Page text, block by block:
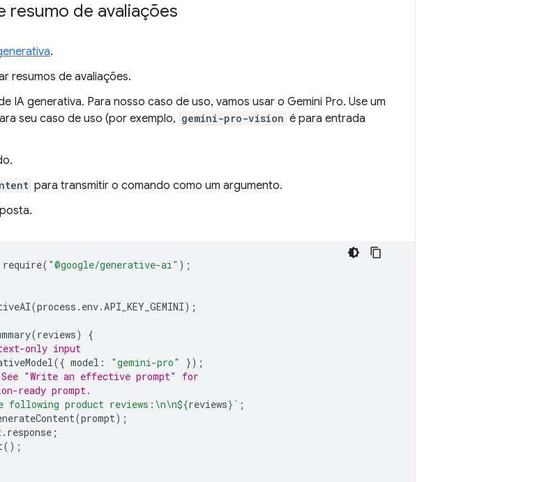
resumo de avaliações
.
resumos de avaliações.
IA generativa. Para nosso caso de uso, vamos usar o Gemini Pro. Use um
seu caso de uso (por exemplo, gemini-pro-vision é para entrada
para transmitir o comando como um argumento.
require( "@google/generative-ai" );
(process . env.API_KEY_GEMINI);
(reviews)
{
only input
({ model : "gemini-pro"
});
"Write an effective prompt" for
ready prompt.
following product reviews:\n\n${reviews} ` ;
(prompt);
. response ;
();